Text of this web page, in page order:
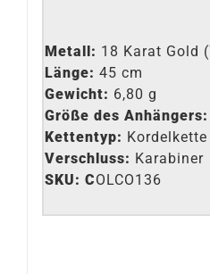
Metall: 18 Karat Gold
Länge: 45 cm
Gewicht: 6,80 g
Größe des Anhängers:
Kettentyp: Kordelkette
Verschluss: Karabiner
SKU: COLCO136